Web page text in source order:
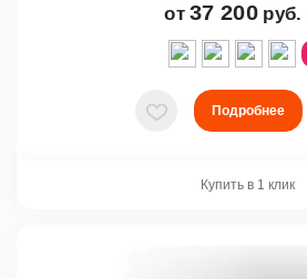
от 37 200 руб.
В избранное
Подробнее
Купить в 1 клик